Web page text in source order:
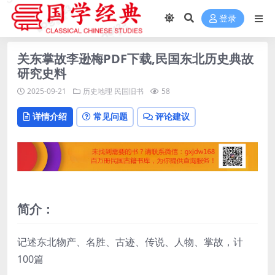
登录
关东掌故李逊梅PDF下载,民国东北历史典故
研究史料
2025-09-21 历史地理 民国旧书 58
详情介绍 常见问题 评论建议
简介：
记述东北物产、名胜、古迹、传说、人物、掌故，计
100篇